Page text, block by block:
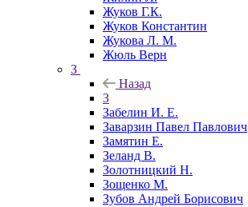
Жуков Г.К.
Жуков Константин
Жукова Л. М.
Жюль Верн
З
Назад
З
Забелин И. Е.
Заварзин Павел Павлович
Замятин Е.
Зеланд В.
Золотницкий Н.
Зощенко М.
Зубов Андрей Борисович